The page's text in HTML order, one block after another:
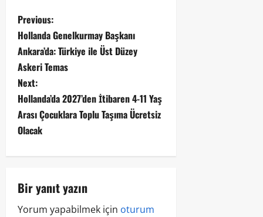
Previous:
Hollanda Genelkurmay Başkanı
Ankara’da: Türkiye ile Üst Düzey
Askeri Temas
Next:
Hollanda’da 2027’den İtibaren 4-11 Yaş
Arası Çocuklara Toplu Taşıma Ücretsiz
Olacak
Bir yanıt yazın
Yorum yapabilmek için oturum